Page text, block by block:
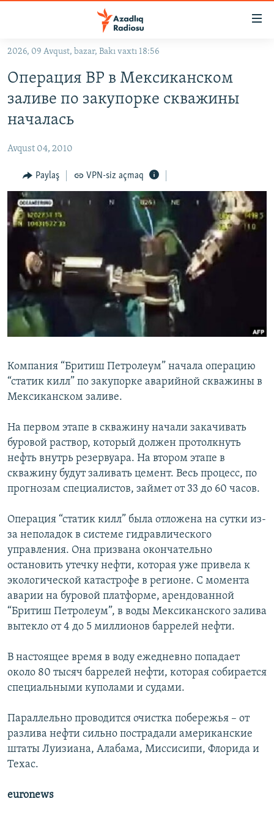
Əsas
qayıt
Əsas
qayıt
#İZAHLA
FƏRQƏ BAX
QANUNI DOĞRU
ARAŞDIRMA
MULTIMEDIA
VIDEO
FOTOQALEREYA
İNFOQRAFIKA
KARIKATURA
RADIO ARXIV
OXU ZALI
AZƏRBAYCAN ƏDƏBIYYATI KITABXANASI
İSLAM VƏ DEMOKRATIYA
İZ - MƏDƏNIYYƏT PROQRAMI
HAQQIMIZDA
MISSIYAMIZ
PEŞƏ ETIKASI VƏ JURNALISTIKA STANDARTLARIMIZ
MATERIALLARIMIZDAN ISTIFADƏ
BIZIMLƏ ƏLAQƏ
XƏBƏR BÜLLETENLƏRIMIZ
BIZI IZLƏ
2026, 09 Avqust, bazar, Bakı vaxtı 18:56
Операция ВР в Мексиканском
заливе по закупорке скважины
началась
Avqust 04, 2010
Paylaş VPN-siz açmaq
Компания “Бритиш Петролеум” начала операцию
“статик килл” по закупорке аварийной скважины в
Мексиканском заливе.
На первом этапе в скважину начали закачивать
буровой раствор, который должен протолкнуть
нефть внутрь резервуара. На втором этапе в
скважину будут заливать цемент. Весь процесс, по
прогнозам специалистов, займет от 33 до 60 часов.
Операция “статик килл” была отложена на сутки из-
за неполадок в системе гидравлического
управления. Она призвана окончательно
остановить утечку нефти, которая уже привела к
экологической катастрофе в регионе. С момента
аварии на буровой платформе, арендованной
“Бритиш Петролеум”, в воды Мексиканского залива
вытекло от 4 до 5 миллионов баррелей нефти.
В настоящее время в воду ежедневно попадает
около 80 тысяч баррелей нефти, которая собирается
специальными куполами и судами.
Параллельно проводится очистка побережья – от
разлива нефти сильно пострадали американские
штаты Луизиана, Алабама, Миссисипи, Флорида и
Техас.
euronews